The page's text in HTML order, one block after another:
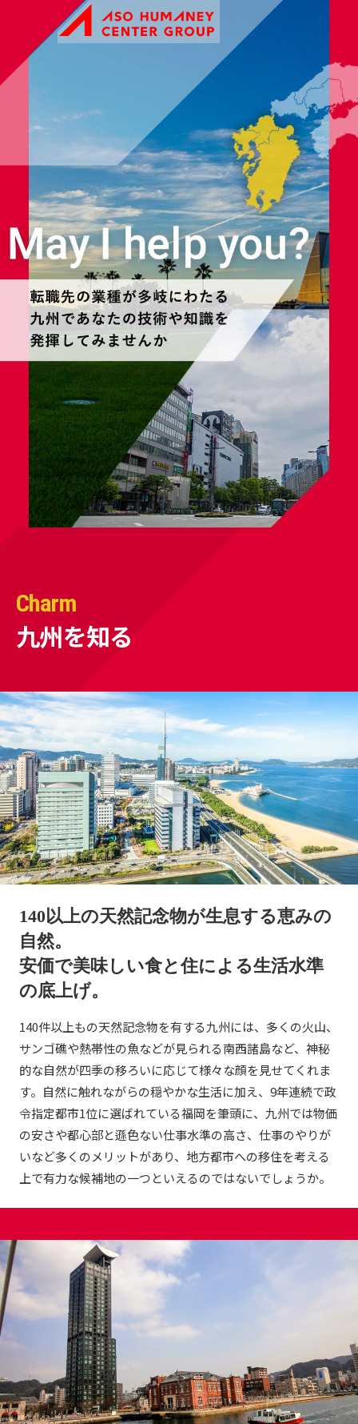
Charm
九州を知る
140以上の天然記念物が生息する恵みの
自然。
安価で美味しい食と住による生活水準
の底上げ。
140件以上もの天然記念物を有する九州には、多くの火山、
サンゴ礁や熱帯性の魚などが見られる南西諸島など、神秘
的な自然が四季の移ろいに応じて様々な顔を見せてくれま
す。自然に触れながらの穏やかな生活に加え、9年連続で政
令指定都市1位に選ばれている福岡を筆頭に、九州では物価
の安さや都心部と遜色ない仕事水準の高さ、仕事のやりが
いなど多くのメリットがあり、地方都市への移住を考える
上で有力な候補地の一つといえるのではないでしょうか。